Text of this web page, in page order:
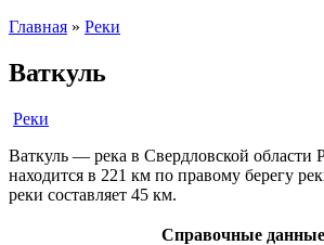
Главная » Реки
Ваткуль
Реки
Ваткуль — река в Свердловской области
находится в 221 км по правому берегу
реки составляет 45 км.
Справочные данные